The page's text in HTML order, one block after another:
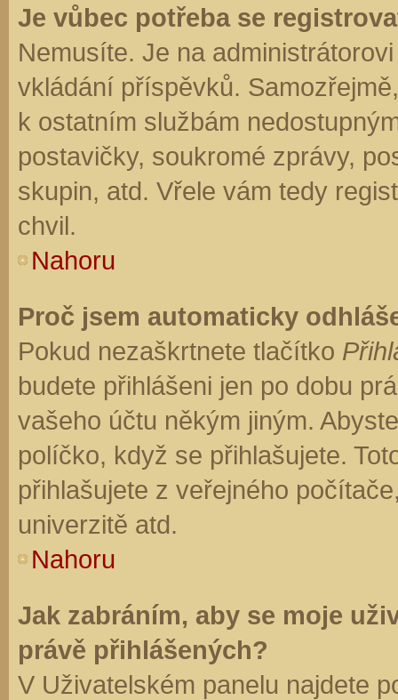
Je vůbec potřeba se
Nemusíte. Je na
vkládání příspěvků.
k ostatním službám
postavičky, soukromé zprávy,
skupin, atd. Vřele vám tedy
chvil.
Nahoru
Proč jsem automaticky
Pokud nezaškrtnete tlačítko
budete přihlášeni jen po dobu
vašeho účtu někým jiným.
políčko, když se přihlašujete.
přihlašujete z veřejného
univerzitě atd.
Nahoru
Jak zabráním, aby se moje
právě přihlášených?
V Uživatelském panelu najdete